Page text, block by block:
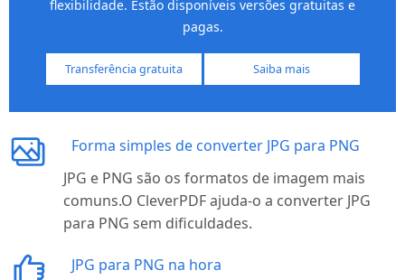
flexibilidade. Estão disponíveis versões gratuitas e
pagas.
Transferência gratuita Saiba mais
Forma simples de converter JPG para PNG
JPG e PNG são os formatos de imagem mais
comuns.O CleverPDF ajuda-o a converter JPG
para PNG sem dificuldades.
JPG para PNG na hora